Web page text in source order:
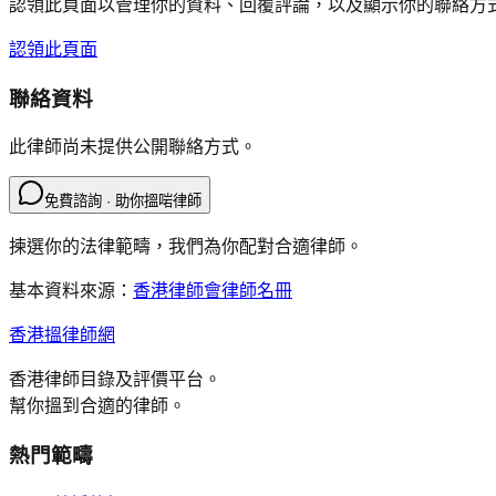
認領此頁面以管理你的資料、回覆評論，以及顯示你的聯絡方
認領此頁面
聯絡資料
此律師尚未提供公開聯絡方式。
免費諮詢 · 助你搵啱律師
揀選你的法律範疇，我們為你配對合適律師。
基本資料來源： 香港律師會律師名冊
香港搵律師網
香港律師目錄及評價平台。
幫你搵到合適的律師。
熱門範疇